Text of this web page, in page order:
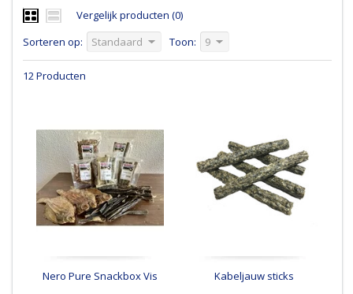
Vergelijk producten (0)
Sorteren op:
Standaard Toon: 9
12 Producten
Nero Pure Snackbox Vis Kabeljauw sticks